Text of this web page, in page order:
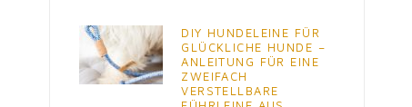
DIY HUNDELEINE FÜR
GLÜCKLICHE HUNDE –
ANLEITUNG FÜR EINE
ZWEIFACH
VERSTELLBARE